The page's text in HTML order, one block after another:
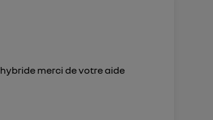
merci de votre aide